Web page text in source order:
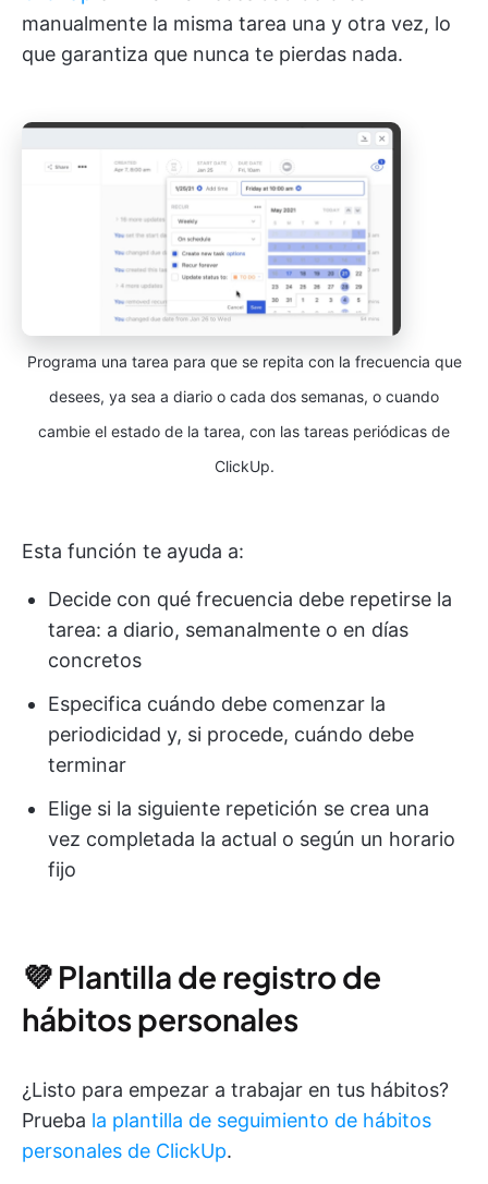
manualmente la misma tarea una y otra vez, lo
que garantiza que nunca te pierdas nada.
Programa una tarea para que se repita con la frecuencia que
desees, ya sea a diario o cada dos semanas, o cuando
cambie el estado de la tarea, con las tareas periódicas de
ClickUp.
Esta función te ayuda a:
Decide con qué frecuencia debe repetirse la
tarea: a diario, semanalmente o en días
concretos
Especifica cuándo debe comenzar la
periodicidad y, si procede, cuándo debe
terminar
Elige si la siguiente repetición se crea una
vez completada la actual o según un horario
fijo
💜 Plantilla de registro de
hábitos personales
¿Listo para empezar a trabajar en tus hábitos?
Prueba la plantilla de seguimiento de hábitos
personales de ClickUp.